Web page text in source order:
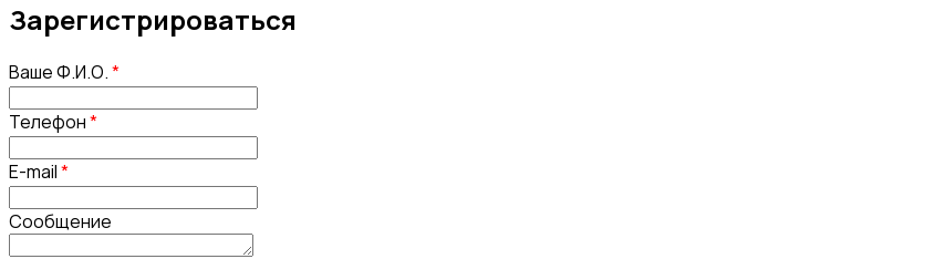
Зарегистрироваться
Ваше Ф.И.О.*
Телефон*
E-mail*
Сообщение